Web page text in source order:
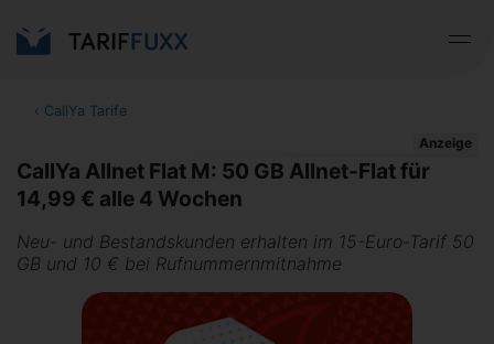
‹ CallYa Tarife
Anzeige
CallYa Allnet Flat M: 50 GB Allnet-Flat für
14,99 € alle 4 Wochen
Neu- und Bestandskunden erhalten im 15-Euro-Tarif 50
GB und 10 € bei Rufnummernmitnahme